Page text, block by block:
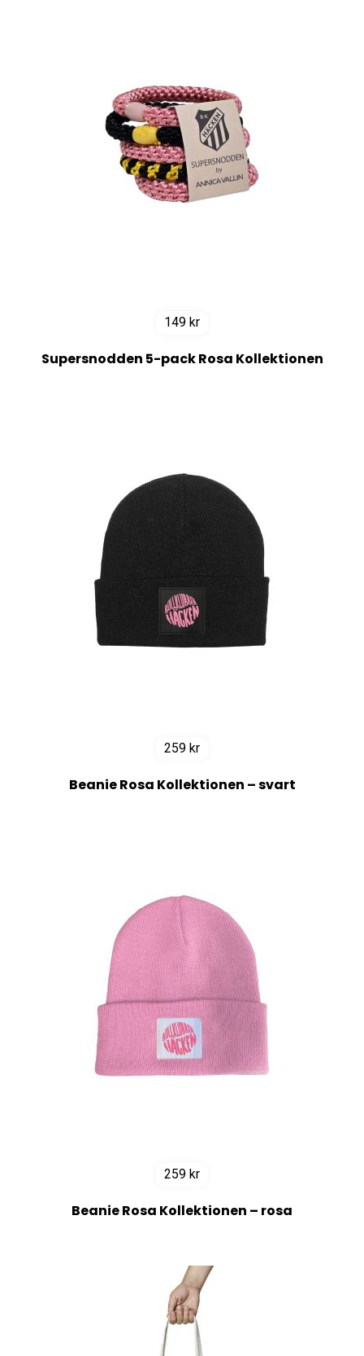
149 kr
Supersnodden 5-pack Rosa Kollektionen
259 kr
Beanie Rosa Kollektionen – svart
259 kr
Beanie Rosa Kollektionen – rosa